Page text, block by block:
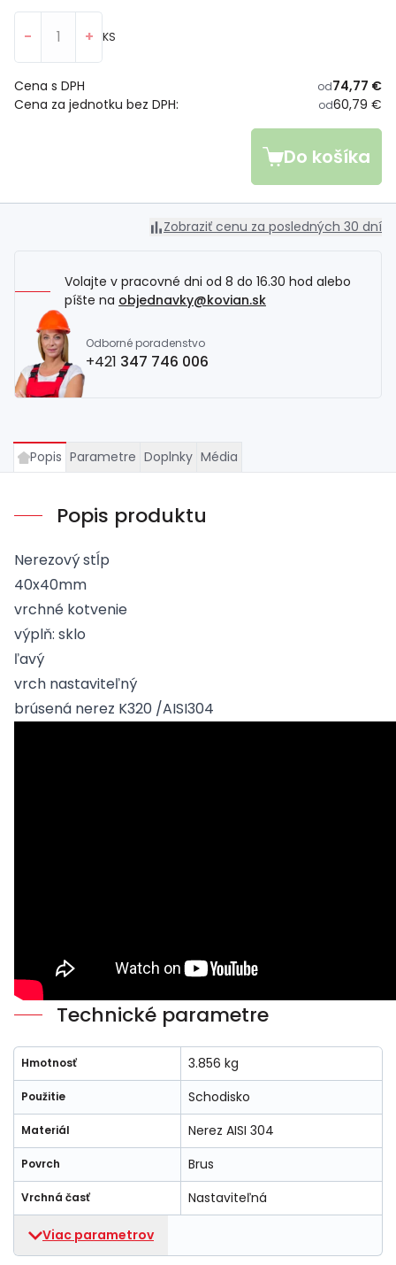
- + KS
Cena za jednotku bez DPH: od60,79 €
Cena s DPH od74,77 €
Do košíka
Zobraziť cenu za posledných 30 dní
Volajte v pracovné dni od 8 do 16.30 hod alebo
píšte na objednavky@kovian.sk
Odborné poradenstvo
+421 347 746 006
Popis Parametre Doplnky Média
Popis produktu
Nerezový stĺp
40x40mm
vrchné kotvenie
výplň: sklo
ľavý
vrch nastaviteľný
brúsená nerez K320 /AISI304
Technické parametre
Hmotnosť 3.856 kg
Použitie Schodisko
Materiál Nerez AISI 304
Povrch Brus
Vrchná časť Nastaviteľná
Viac parametrov